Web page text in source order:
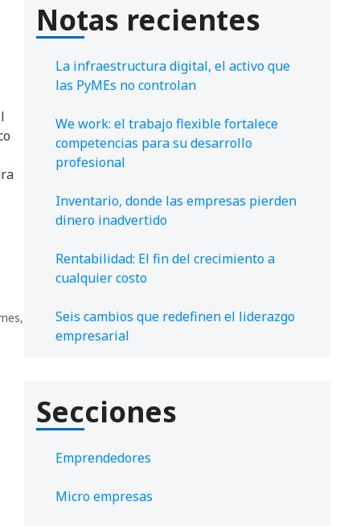
,
Notas recientes
La infraestructura digital, el activo que
las PyMEs no controlan
We work: el trabajo flexible fortalece
competencias para su desarrollo
profesional
Inventario, donde las empresas pierden
dinero inadvertido
Rentabilidad: El fin del crecimiento a
cualquier costo
Seis cambios que redefinen el liderazgo
empresarial
Secciones
Emprendedores
Micro empresas